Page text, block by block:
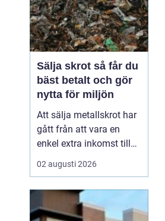
Sälja skrot så får du
bäst betalt och gör
nytta för miljön
Att sälja metallskrot har
gått från att vara en
enkel extra inkomst till
att bli en viktig del av
omställningen till ett mer
Privatpersoner, lantbruk,
byggföretag och
02 augusti 2026